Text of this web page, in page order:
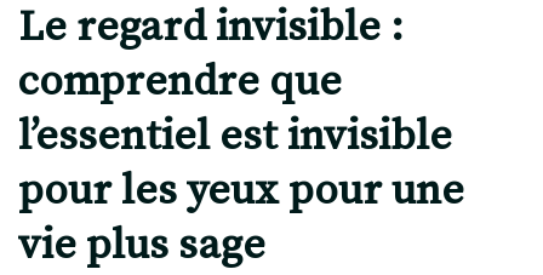
Le regard invisible :
comprendre que
l’essentiel est invisible
pour les yeux pour une
vie plus sage